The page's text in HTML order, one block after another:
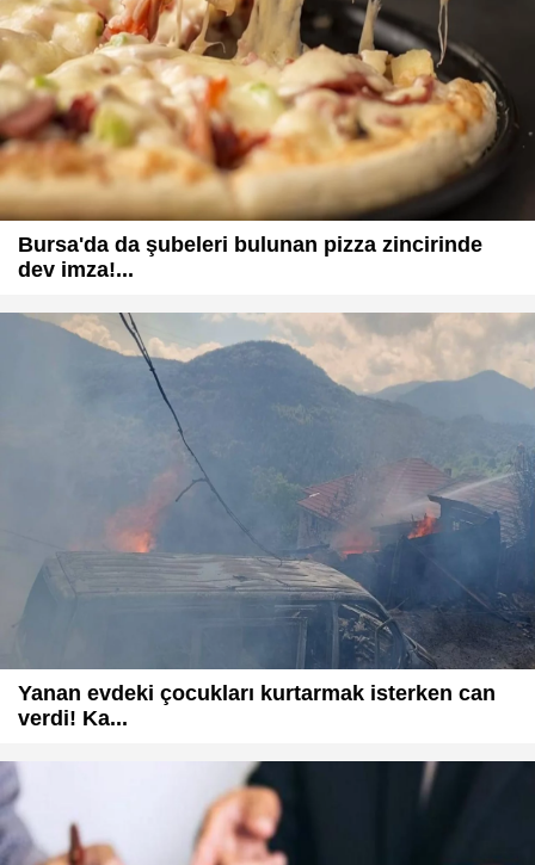
Bursa'da da şubeleri bulunan pizza zincirinde
dev imza!...
Yanan evdeki çocukları kurtarmak isterken can
verdi! Ka...